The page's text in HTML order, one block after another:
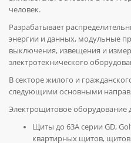
человек.
Разрабатывает
энергии и данных, модульные
выключения, извещения и
электротехнического
В секторе жилого и
следующими основными
Электрощитовое оборудование
Щиты до 63А серии GD,
квартирных щитов,